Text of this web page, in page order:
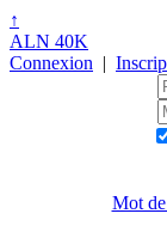
↑
ALN 40K
Connexion |
Mot